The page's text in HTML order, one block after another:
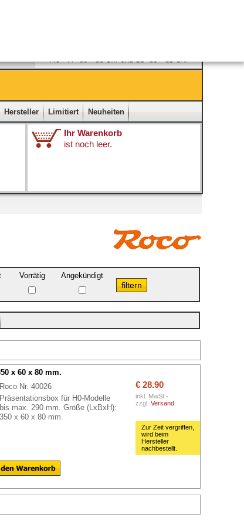
Hersteller Limitiert Neuheiten
Ihr Warenkorb
ist noch leer.
Vorrätig Angekündigt
x 60 x 80 mm.
Roco Nr. 40026
Präsentationsbox für H0-Modelle
bis max. 290 mm. Größe (LxBxH):
350 x 60 x 80 mm.
€ 28.90
inkl. MwSt -
zzgl. Versand
Zur Zeit vergriffen,
wird beim
Hersteller
nachbestellt.